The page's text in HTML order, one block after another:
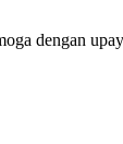
dengan